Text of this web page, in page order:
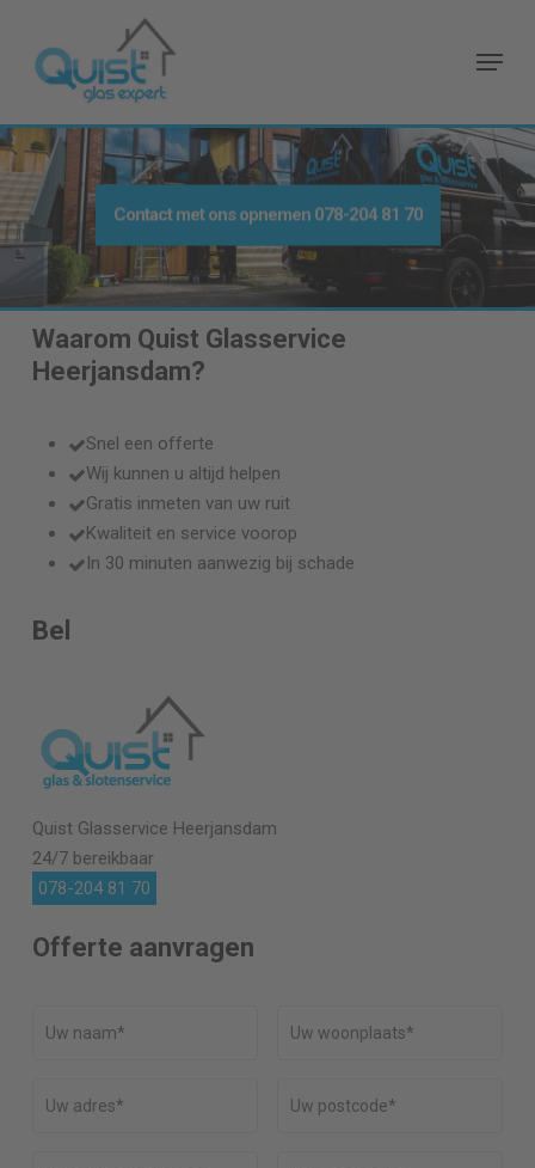
main
Menu
Contact met ons opnemen 078-204 81 70
Waarom Quist Glasservice
Heerjansdam?
Snel een offerte
Wij kunnen u altijd helpen
Gratis inmeten van uw ruit
Kwaliteit en service voorop
In 30 minuten aanwezig bij schade
Bel
Quist Glasservice Heerjansdam
24/7 bereikbaar
078-204 81 70
Offerte aanvragen